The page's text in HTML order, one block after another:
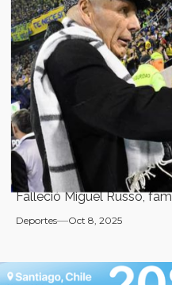
Falleció Miguel Russo,
Deportes Oct 8, 2025